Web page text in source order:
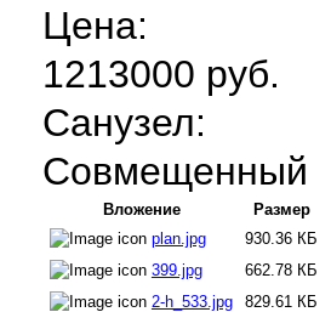
Цена:
1213000 руб.
Санузел:
Совмещенный
Вложение
Размер
plan.jpg
930.36 КБ
399.jpg
662.78 КБ
2-h_533.jpg
829.61 КБ